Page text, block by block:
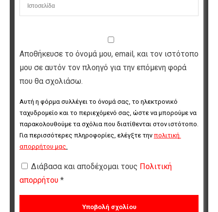
Αποθήκευσε το όνομά μου, email, και τον ιστότοπο
μου σε αυτόν τον πλοηγό για την επόμενη φορά
που θα σχολιάσω.
Αυτή η φόρμα συλλέγει το όνομά σας, το ηλεκτρονικό
ταχυδρομείο και το περιεχόμενό σας, ώστε να μπορούμε να
παρακολουθούμε τα σχόλια που διατίθενται στον ιστότοπο.
Για περισσότερες πληροφορίες, ελέγξτε την πολιτική
απορρήτου μας
Διάβασα και αποδέχομαι τους Πολιτική
απορρήτου *